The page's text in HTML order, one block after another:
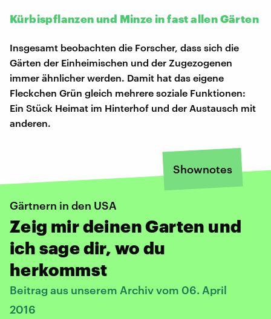
Kürbispflanzen und Minze in fast allen Gärten
Insgesamt beobachten die Forscher, dass sich die
Gärten der Einheimischen und der Zugezogenen
immer ähnlicher werden. Damit hat das eigene
Fleckchen Grün gleich mehrere soziale Funktionen:
Ein Stück Heimat im Hinterhof und der Austausch mit
anderen.
Shownotes
Gärtnern in den USA
Zeig mir deinen Garten und
ich sage dir, wo du
herkommst
Beitrag aus unserem Archiv vom 06. April
2016